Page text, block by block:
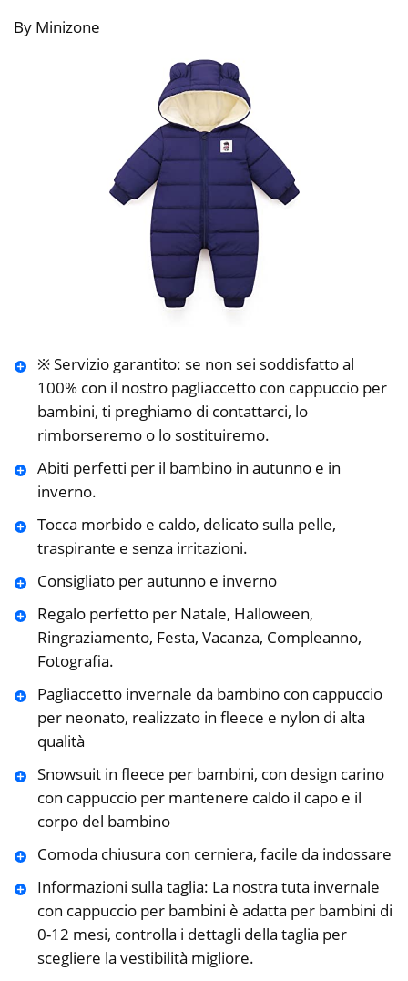
By Minizone
※ Servizio garantito: se non sei soddisfatto al
100% con il nostro pagliaccetto con cappuccio per
bambini, ti preghiamo di contattarci, lo
rimborseremo o lo sostituiremo.
Abiti perfetti per il bambino in autunno e in
inverno.
Tocca morbido e caldo, delicato sulla pelle,
traspirante e senza irritazioni.
Consigliato per autunno e inverno
Regalo perfetto per Natale, Halloween,
Ringraziamento, Festa, Vacanza, Compleanno,
Fotografia.
Pagliaccetto invernale da bambino con cappuccio
per neonato, realizzato in fleece e nylon di alta
qualità
Snowsuit in fleece per bambini, con design carino
con cappuccio per mantenere caldo il capo e il
corpo del bambino
Comoda chiusura con cerniera, facile da indossare
Informazioni sulla taglia: La nostra tuta invernale
con cappuccio per bambini è adatta per bambini di
0-12 mesi, controlla i dettagli della taglia per
scegliere la vestibilità migliore.